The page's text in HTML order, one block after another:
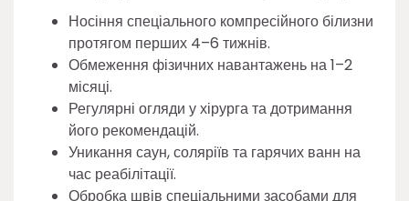
Носіння спеціального компресійного білизни
протягом перших 4–6 тижнів.
Обмеження фізичних навантажень на 1–2
місяці.
Регулярні огляди у хірурга та дотримання
його рекомендацій.
Уникання саун, соляріїв та гарячих ванн на
час реабілітації.
Обробка швів спеціальними засобами для